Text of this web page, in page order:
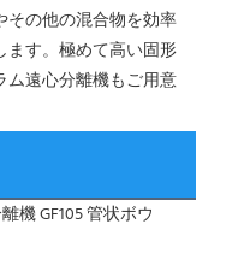
その他の混合物を効率
ます。極めて高い固形
遠心分離機もご用意